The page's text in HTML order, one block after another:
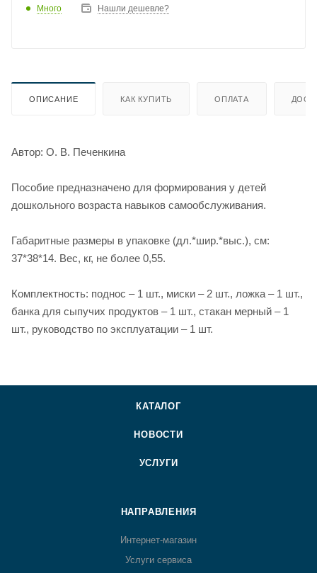
Много Нашли дешевле?
ОПИСАНИЕ КАК КУПИТЬ ОПЛАТА
Автор: О. В. Печенкина
Пособие предназначено для формирования у детей
дошкольного возраста навыков самообслуживания.
Габаритные размеры в упаковке (дл.*шир.*выс.), см:
37*38*14. Вес, кг, не более 0,55.
Комплектность: поднос – 1 шт., миски – 2 шт., ложка – 1 шт.,
банка для сыпучих продуктов – 1 шт., стакан мерный – 1
шт., руководство по эксплуатации – 1 шт.
КАТАЛОГ
НОВОСТИ
УСЛУГИ
НАПРАВЛЕНИЯ
Интернет-магазин
Услуги сервиса